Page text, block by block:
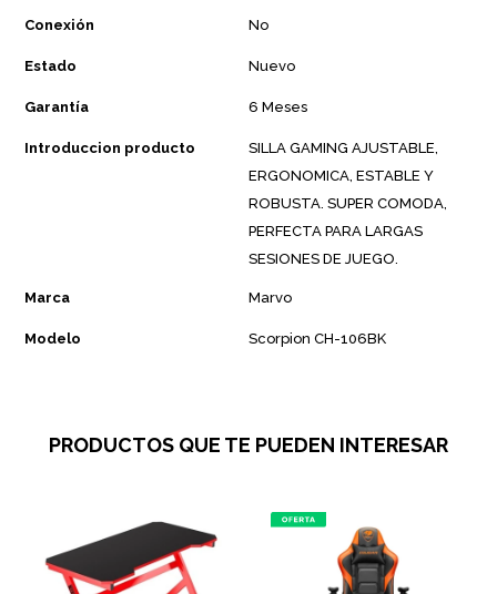
Conexión No
Estado Nuevo
Garantía 6 Meses
Introduccion producto
SILLA GAMING AJUSTABLE,
ERGONOMICA, ESTABLE Y
ROBUSTA. SUPER COMODA,
PERFECTA PARA LARGAS
SESIONES DE JUEGO.
Marca Marvo
Modelo Scorpion CH-106BK
PRODUCTOS QUE TE PUEDEN INTERESAR